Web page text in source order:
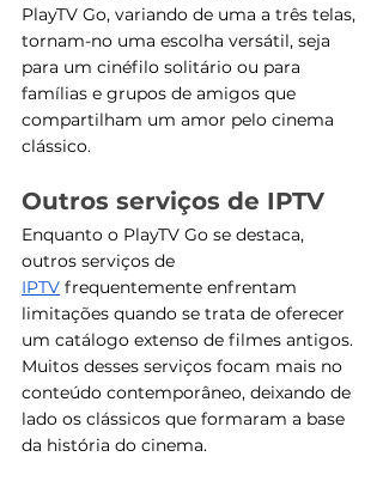
PlayTV Go, variando de uma a três telas,
tornam-no uma escolha versátil, seja
para um cinéfilo solitário ou para
famílias e grupos de amigos que
compartilham um amor pelo cinema
clássico.
Outros serviços de IPTV
Enquanto o PlayTV Go se destaca,
outros serviços de
IPTV frequentemente enfrentam
limitações quando se trata de oferecer
um catálogo extenso de filmes antigos.
Muitos desses serviços focam mais no
conteúdo contemporâneo, deixando de
lado os clássicos que formaram a base
da história do cinema.